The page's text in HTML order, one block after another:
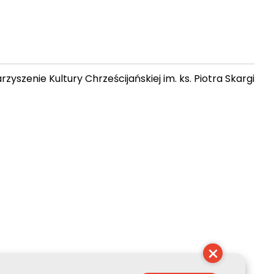
Kultury Chrześcijańskiej im. ks. Piotra Skargi
×